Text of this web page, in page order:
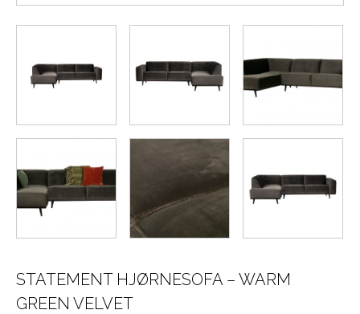
STATEMENT HJØRNESOFA – WARM
GREEN VELVET